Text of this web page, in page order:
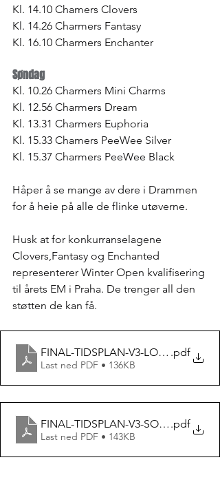
Kl. 14.10 Chamers Clovers
Kl. 14.26 Charmers Fantasy
Kl. 16.10 Charmers Enchanter
Søndag
Kl. 10.26 Charmers Mini Charms
Kl. 12.56 Charmers Dream
Kl. 13.31 Charmers Euphoria
Kl. 15.33 Chamers PeeWee Silver
Kl. 15.37 Charmers PeeWee Black
Håper å se mange av dere i Drammen
for å heie på alle de flinke utøverne.
Husk at for konkurranselagene
Clovers,Fantasy og Enchanted
representerer Winter Open kvalifisering
til årets EM i Praha. De trenger all den
støtten de kan få.
FINAL-TIDSPLAN-V3-LORDAG
.pdf
Last ned PDF • 136KB
FINAL-TIDSPLAN-V3-SONDAG
.pdf
Last ned PDF • 143KB